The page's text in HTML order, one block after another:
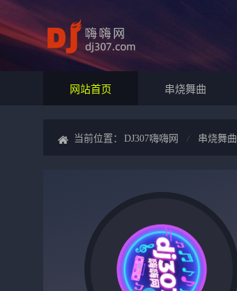
网站首页 串烧舞曲
当前位置： DJ307嗨嗨网 串烧舞曲